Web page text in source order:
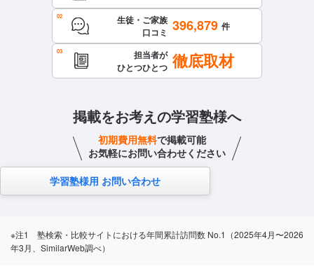
生徒・ご家族
口コミ 396,879 件
担当者が
ひとつひとつ 徹底取材
掲載をお考えの学習塾様へ
初期費用無料で掲載可能
お気軽にお問い合わせください
学習塾様用 お問い合わせ
※注1 塾検索・比較サイトにおける年間累計訪問数 No.1（2025年4月〜2026
年3月、SimilarWeb調べ）